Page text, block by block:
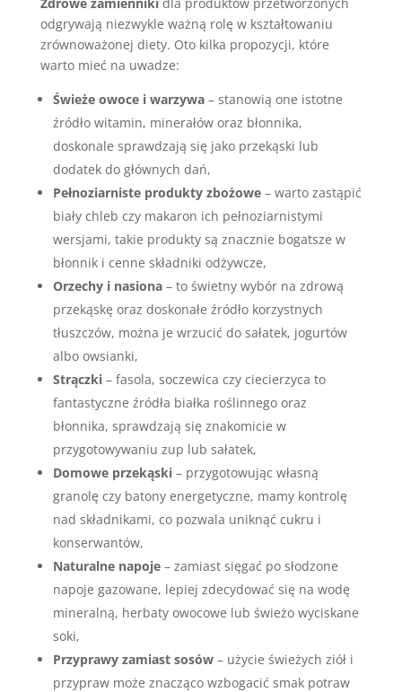
odgrywają niezwykle ważną rolę w kształtowaniu
zrównoważonej diety. Oto kilka propozycji, które
warto mieć na uwadze:
Świeże owoce i warzywa– stanowią one istotne
źródło witamin, minerałów oraz błonnika,
doskonale sprawdzają się jako przekąski lub
dodatek do głównych dań,
Pełnoziarniste produkty zbożowe– warto zastąpić
biały chleb czy makaron ich pełnoziarnistymi
wersjami, takie produkty są znacznie bogatsze w
błonnik i cenne składniki odżywcze,
Orzechy i nasiona– to świetny wybór na zdrową
przekąskę oraz doskonałe źródło korzystnych
tłuszczów, można je wrzucić do sałatek, jogurtów
albo owsianki,
Strączki– fasola, soczewica czy ciecierzyca to
fantastyczne źródła białka roślinnego oraz
błonnika, sprawdzają się znakomicie w
przygotowywaniu zup lub sałatek,
Domowe przekąski– przygotowując własną
granolę czy batony energetyczne, mamy kontrolę
nad składnikami, co pozwala uniknąć cukru i
konserwantów,
Naturalne napoje– zamiast sięgać po słodzone
napoje gazowane, lepiej zdecydować się na wodę
mineralną, herbaty owocowe lub świeżo wyciskane
soki,
Przyprawy zamiast sosów– użycie świeżych ziół i
przypraw może znacząco wzbogacić smak potraw